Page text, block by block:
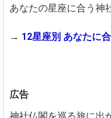
あなたの星座に合う神
→ 12星座別 あなたに
広告